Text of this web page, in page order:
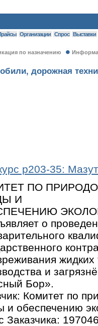
Организации Спрос Выставки
по назначению
дорожная
p203-35: Мазут
ПО
И
о
и
Бор».
Комитет по
и обеспечению
Заказчика: